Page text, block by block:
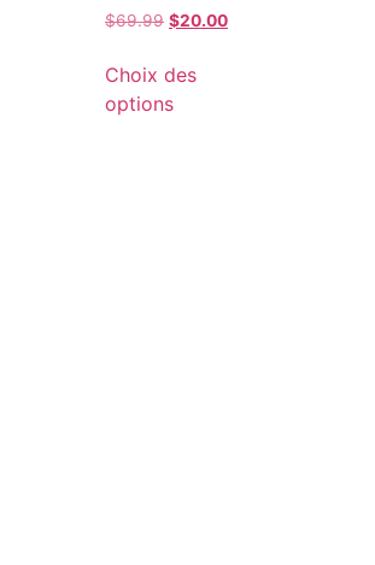
$69.99 $20.00
Choix des
options